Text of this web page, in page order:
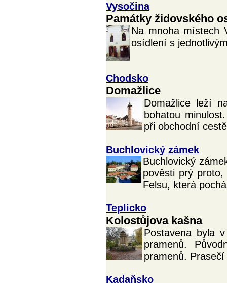
Vysočina
Památky židovského
Na mnoha místech
osídlení s
Chodsko
Domažlice
Domažlice leží
bohatou
při obchodní
Buchlovický zámek
Buchlovický
pověsti prý
Felsu, která
Teplicko
Kolostůjova kašna
Postavena byla
pramenů.
pramenů.
Kadaňsko